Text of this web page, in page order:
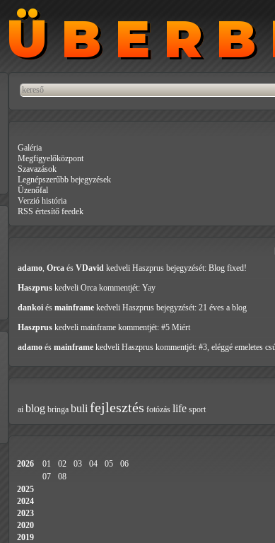
Galéria
Megfigyelőközpont
Szavazások
Legnépszerűbb bejegyzések
Üzenőfal
Verzió história
RSS értesítő feedek
adamo, Orca és VDavid kedveli Haszprus bejegyzését: Blog fixed!
Haszprus kedveli Orca kommentjét: Yay
dankoi és mainframe kedveli Haszprus bejegyzését: 21 éves a blog
Haszprus kedveli mainframe kommentjét: #5 Miért
adamo és mainframe kedveli Haszprus kommentjét: #3, eléggé emeletes
ai blog bringa buli fejlesztés fotózás life sport
2026 01 02 03 04 05
06
07
08
2025
2024
2023
2020
2019